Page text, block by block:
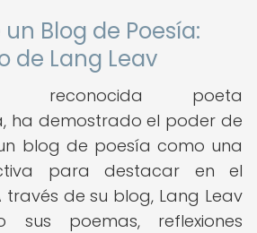
Blog de Poesía:
de Lang Leav
reconocida poeta
ha demostrado el poder de
blog de poesía como una
para destacar en el
de su blog, Lang Leav
sus poemas, reflexiones